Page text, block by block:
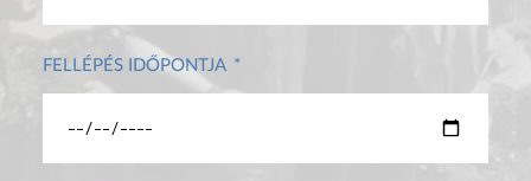
FELLÉPÉS IDŐPONTJA